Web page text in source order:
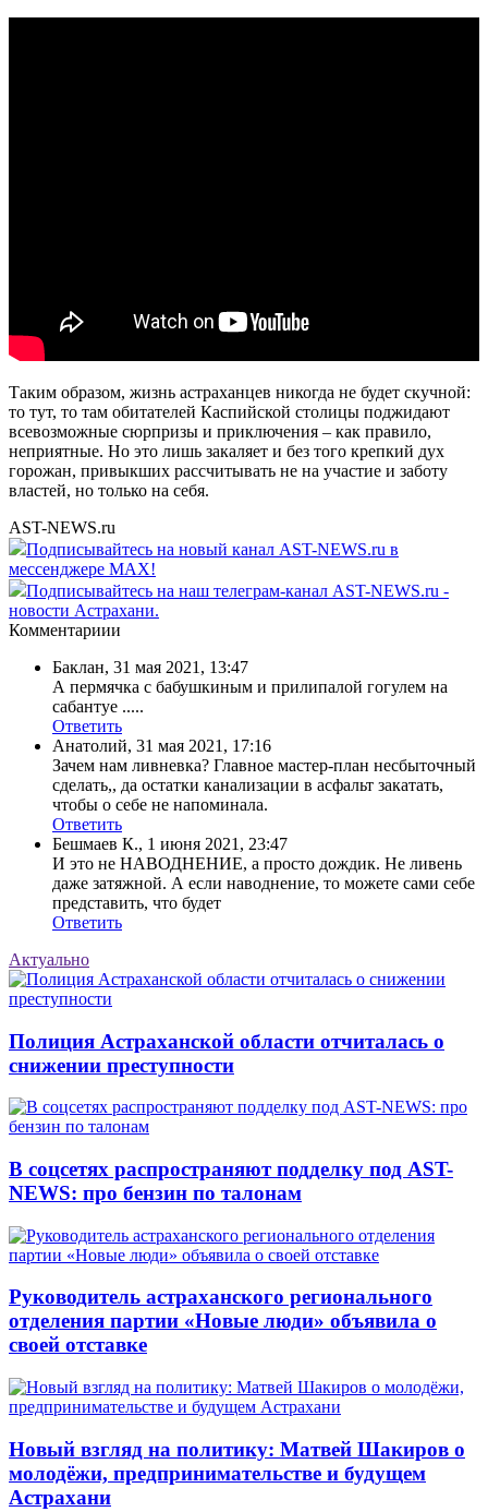
Таким образом, жизнь астраханцев никогда не будет скучной:
то тут, то там обитателей Каспийской столицы поджидают
всевозможные сюрпризы и приключения – как правило,
неприятные. Но это лишь закаляет и без того крепкий дух
горожан, привыкших рассчитывать не на участие и заботу
властей, но только на себя.
AST-NEWS.ru
Подписывайтесь на новый канал AST-NEWS.ru в
мессенджере MAX!
Подписывайтесь на наш телеграм-канал AST-NEWS.ru -
новости Астрахани.
Комментариии
Баклан, 31 мая 2021, 13:47
А пермячка с бабушкиным и прилипалой гогулем на
сабантуе .....
Ответить
Анатолий, 31 мая 2021, 17:16
Зачем нам ливневка? Главное мастер-план несбыточный
сделать,, да остатки канализации в асфальт закатать,
чтобы о себе не напоминала.
Ответить
Бешмаев К., 1 июня 2021, 23:47
И это не НАВОДНЕНИЕ, а просто дождик. Не ливень
даже затяжной. А если наводнение, то можете сами себе
представить, что будет
Ответить
Актуально
Полиция Астраханской области отчиталась о
снижении преступности
В соцсетях распространяют подделку под AST-
NEWS: про бензин по талонам
Руководитель астраханского регионального
отделения партии «Новые люди» объявила о
своей отставке
Новый взгляд на политику: Матвей Шакиров о
молодёжи, предпринимательстве и будущем
Астрахани